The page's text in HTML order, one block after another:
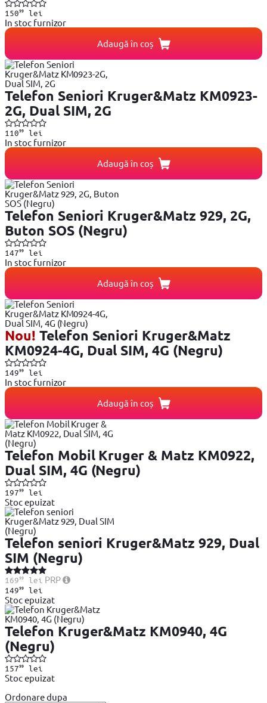
15099lei
In stoc furnizor
Adaugă în coș
Telefon Seniori Kruger&Matz KM0923-
2G, Dual SIM, 2G
11099lei
In stoc furnizor
Adaugă în coș
Telefon Seniori Kruger&Matz 929, 2G,
Buton SOS (Negru)
14799lei
In stoc furnizor
Adaugă în coș
Nou! Telefon Seniori Kruger&Matz
KM0924-4G, Dual SIM, 4G (Negru)
14999lei
In stoc furnizor
Adaugă în coș
Telefon Mobil Kruger & Matz KM0922,
Dual SIM, 4G (Negru)
19799lei
Stoc epuizat
Telefon seniori Kruger&Matz 929, Dual
SIM (Negru)
16999lei PRP
14999lei
Stoc epuizat
Telefon Kruger&Matz KM0940, 4G
(Negru)
15799lei
Stoc epuizat
Ordonare dupa